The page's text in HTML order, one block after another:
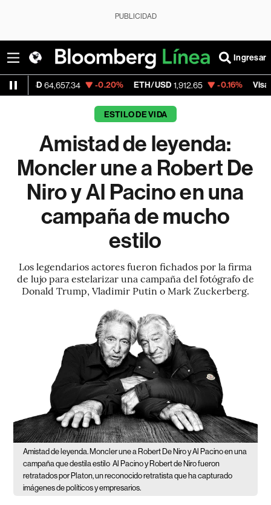
PUBLICIDAD
Ingresar
64,657.34 -0.20% ETH/USD 1,912.65 -0.16% Visa 367.69
ESTILO DE VIDA
Amistad de leyenda:
Moncler une a Robert De
Niro y Al Pacino en una
campaña de mucho
estilo
Los legendarios actores fueron fichados por la firma
de lujo para estelarizar una campaña del fotógrafo de
Donald Trump, Vladimir Putin o Mark Zuckerberg.
Amistad de leyenda. Moncler une a Robert De Niro y Al Pacino en una
campaña que destila estilo Al Pacino y Robert de Niro fueron
retratados por Platon, un reconocido retratista que ha capturado
imágenes de políticos y empresarios.